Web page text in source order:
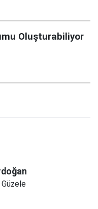
Oluşturabiliyor